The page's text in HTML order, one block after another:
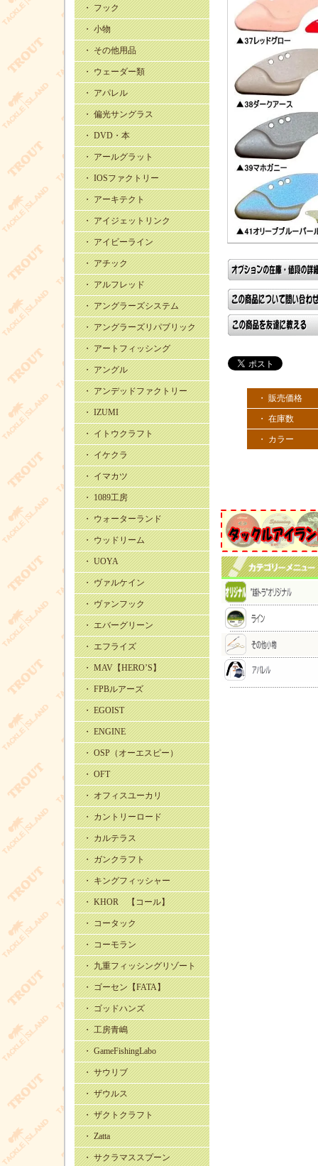
・ フック
・ 小物
・ その他用品
・ ウェーダー類
・ アパレル
・ 偏光サングラス
・ DVD・本
・ アールグラット
・ IOSファクトリー
・ アーキテクト
・ アイジェットリンク
・ アイビーライン
・ アチック
・ アルフレッド
・ アングラーズシステム
・ アングラーズリパブリック
・ アートフィッシング
・ アングル
・ アンデッドファクトリー
・ IZUMI
・ イトウクラフト
・ イケクラ
・ イマカツ
・ 1089工房
・ ウォーターランド
・ ウッドリーム
・ UOYA
・ ヴァルケイン
・ ヴァンフック
・ エバーグリーン
・ エフライズ
・ MAV【HERO’S】
・ FPBルアーズ
・ EGOIST
・ ENGINE
・ OSP（オーエスピー）
・ OFT
・ オフィスユーカリ
・ カントリーロード
・ カルテラス
・ ガンクラフト
・ キングフィッシャー
・ KHOR 【コール】
・ コータック
・ コーモラン
・ 九重フィッシングリゾート
・ ゴーセン【FATA】
・ ゴッドハンズ
・ 工房青嶋
・ GameFishingLabo
・ サウリブ
・ ザウルス
・ ザクトクラフト
・ Zatta
・ サクラマススプーン
・ 販売価格
・ 在庫数
・ カラー